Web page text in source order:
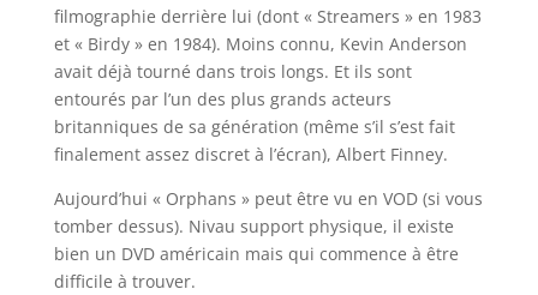
filmographie derrière lui (dont « Streamers » en 1983
et « Birdy » en 1984). Moins connu, Kevin Anderson
avait déjà tourné dans trois longs. Et ils sont
entourés par l’un des plus grands acteurs
britanniques de sa génération (même s’il s’est fait
finalement assez discret à l’écran), Albert Finney.
Aujourd’hui « Orphans » peut être vu en VOD (si vous
tomber dessus). Nivau support physique, il existe
bien un DVD américain mais qui commence à être
difficile à trouver.